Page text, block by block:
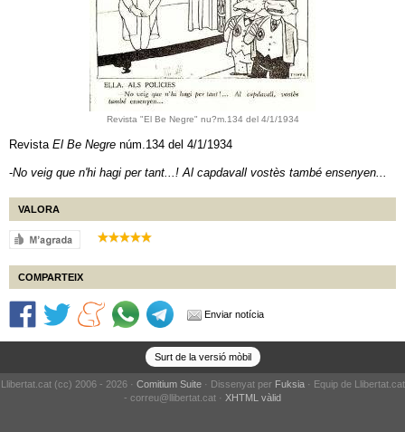
Revista "El Be Negre" nu?m.134 del 4/1/1934
Revista El Be Negre núm.134 del 4/1/1934
-No veig que n'hi hagi per tant...! Al capdavall vostès també ensenyen...
VALORA
COMPARTEIX
Enviar notícia
Surt de la versió mòbil
Llibertat.cat (cc) 2006 - 2026 · Comitium Suite· Dissenyat per Fuksia· Equip de Llibertat.cat
- correu@llibertat.cat · XHTML vàlid